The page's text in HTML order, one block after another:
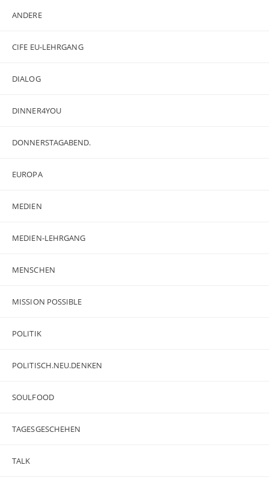
ANDERE
CIFE EU-LEHRGANG
DIALOG
DINNER4YOU
DONNERSTAGABEND.
EUROPA
MEDIEN
MEDIEN-LEHRGANG
MENSCHEN
MISSION POSSIBLE
POLITIK
POLITISCH.NEU.DENKEN
SOULFOOD
TAGESGESCHEHEN
TALK